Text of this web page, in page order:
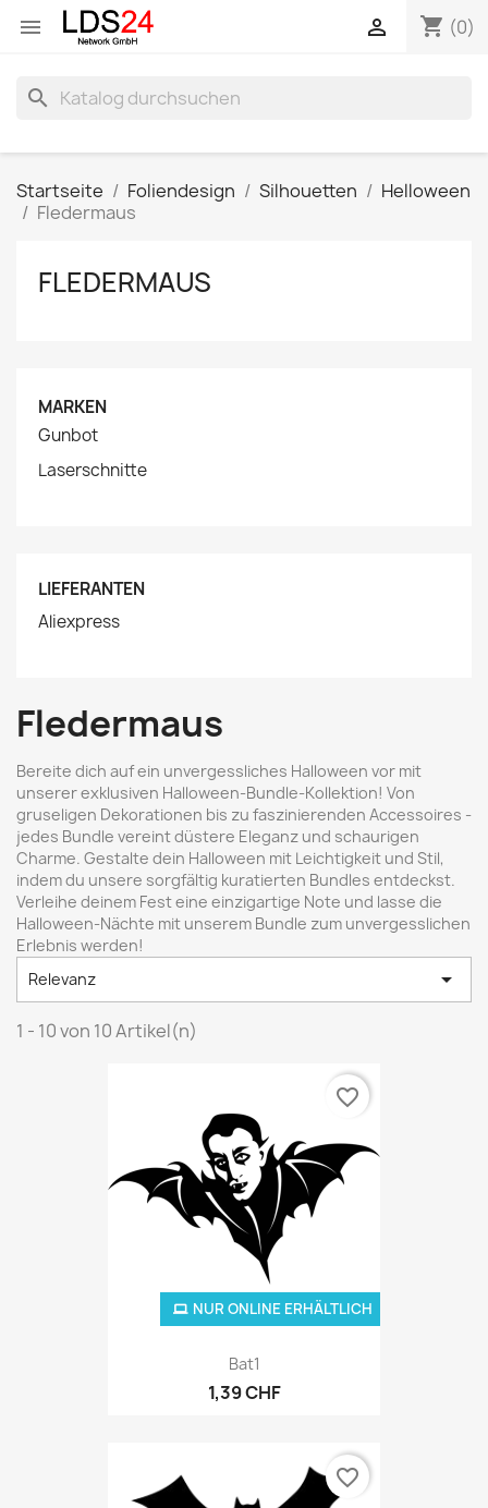
 shopping_cart (0)

search
Startseite Foliendesign Silhouetten
Helloween
Fledermaus
FLEDERMAUS
MARKEN
Gunbot
Laserschnitte
LIEFERANTEN
Aliexpress
Fledermaus
Bereite dich auf ein unvergessliches Halloween vor mit
unserer exklusiven Halloween-Bundle-Kollektion! Von
gruseligen Dekorationen bis zu faszinierenden Accessoires -
jedes Bundle vereint düstere Eleganz und schaurigen
Charme. Gestalte dein Halloween mit Leichtigkeit und Stil,
indem du unsere sorgfältig kuratierten Bundles entdeckst.
Verleihe deinem Fest eine einzigartige Note und lasse die
Halloween-Nächte mit unserem Bundle zum unvergesslichen
Erlebnis werden!
Relevanz

1 - 10 von 10 Artikel(n)
Bat1
1,39 CHF
NUR ONLINE ERHÄLTLICH
favorite_border
favorite_border